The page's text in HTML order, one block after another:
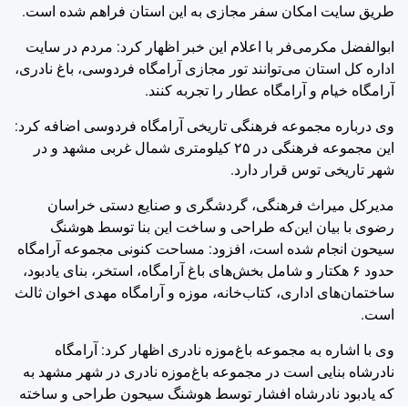
طریق سایت امکان سفر مجازی به این استان فراهم‌ شده است.
ابوالفضل مکرمی‌فر با اعلام این خبر اظهار کرد: مردم در سایت
اداره کل استان می‌توانند تور مجازی آرامگاه فردوسی، باغ نادری،
آرامگاه خیام و آرامگاه عطار را تجربه کنند.
وی درباره مجموعه فرهنگی تاریخی آرامگاه فردوسی اضافه کرد:
این مجموعه فرهنگی در ۲۵ کیلومتری شمال غربی مشهد و در
شهر تاریخی توس قرار دارد.
مدیرکل میراث فرهنگی، گردشگری و صنایع‌ دستی خراسان
رضوی با بیان این‌که طراحی و ساخت این بنا توسط هوشنگ
سیحون انجام‌ شده است، افزود: مساحت کنونی مجموعه آرامگاه
حدود ۶ هکتار و شامل بخش‌های باغ آرامگاه، استخر، بنای یادبود،
ساختمان‌های اداری، کتاب‌خانه، موزه و آرامگاه مهدی اخوان ثالث
است.
وی با اشاره به مجموعه باغ‌موزه نادری اظهار کرد: آرامگاه
نادرشاه بنایی است در مجموعه باغ‌موزه نادری در شهر مشهد به
که یادبود نادرشاه افشار توسط هوشنگ سیحون طراحی و ساخته‌